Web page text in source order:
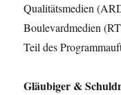
Qualitätsmedien
Boulevardmedien
Teil des
Gläubiger &